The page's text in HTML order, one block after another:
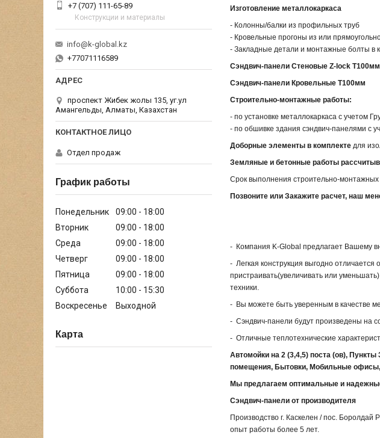
Изготовление металлокаркаса
- Колонны/балки из профильных труб
- Кровельные прогоны из или
- Закладные детали и монтажные болты в
Сэндвич-панели Стеновые Z-lock Т100мм
Сэндвич-панели Кровельные Т100мм
Строительно-монтажные работы:
- по установке металлокаркаса с учетом
- по обшивке здания сэндвич-панелями с
Доборные элементы в комплекте для
Земляные и бетонные работы
Срок выполнения строительно-монтажных
Позвоните или Закажите расчет, наш
- Компания K-Global предлагает Вашему
- Легкая конструкция выгодно
пристраивать(увеличивать или
техники.
- Вы можете быть уверенным в качестве
- Сэндвич-панели будут произведены на
- Отличные теплотехнические
Автомойки на 2 (3,4,5) поста (ов),
помещения, Бытовки, Мобильные
Мы предлагаем оптимальные и
Сэндвич-панели от производителя
Производство г. Каскелен / пос.
опыт работы более 5 лет.
+7 (707) 111-65-89
Конструкции и материалы
info@k-global.kz
+77071116589
проспект Жибек жолы 135, уг.ул
Амангельды, Алматы, Казахстан
Отдел продаж
График работы
Понедельник 09:00
18:00
Вторник
09:00
18:00
Среда
09:00
18:00
Четверг
09:00
18:00
Пятница
09:00
18:00
Суббота
10:00
15:30
Воскресенье
Выходной
Карта